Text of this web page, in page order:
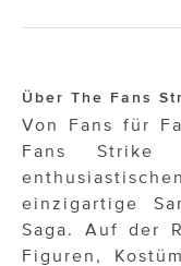
Über The Fans
Von Fans für
Fans Strike
einzigartige
Saga. Auf der
Figuren,